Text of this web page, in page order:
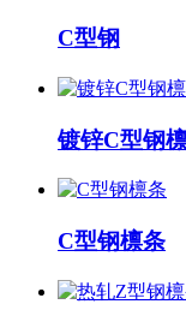
C型钢
镀锌C型钢
C型钢檩条